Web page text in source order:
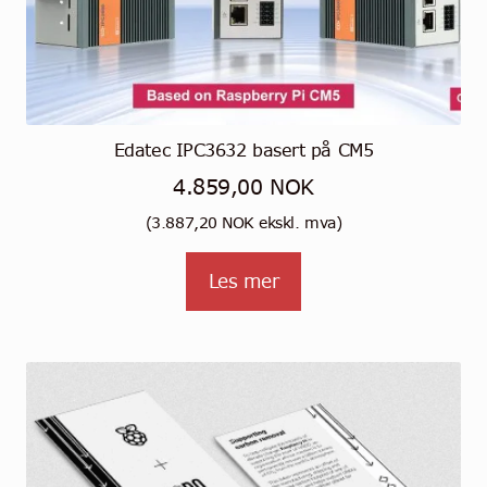
Edatec IPC3632 basert på CM5
4.859,00 NOK
(3.887,20 NOKekskl. mva)
Les mer